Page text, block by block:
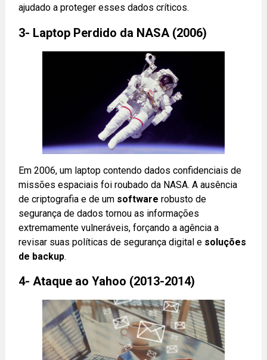
ajudado a proteger esses dados críticos.
3- Laptop Perdido da NASA (2006)
Em 2006, um laptop contendo dados confidenciais de
missões espaciais foi roubado da NASA. A ausência
de criptografia e de um software robusto de
segurança de dados tornou as informações
extremamente vulneráveis, forçando a agência a
revisar suas políticas de segurança digital e soluções
de backup.
4- Ataque ao Yahoo (2013-2014)